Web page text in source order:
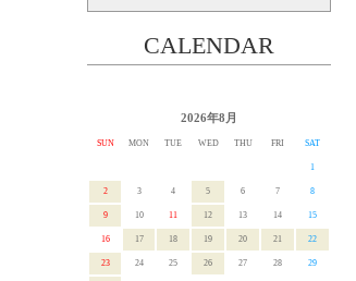
CALENDAR
2026年8月
SUN MON TUE WED THU FRI SAT
1
2 3 4 5 6 7 8
9 10 11 12 13 14 15
16 17 18 19 20 21 22
23 24 25 26 27 28 29